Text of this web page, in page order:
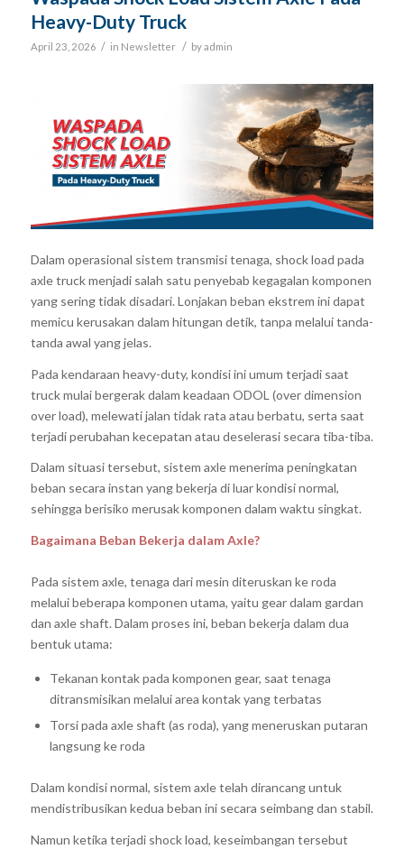
Heavy-Duty Truck
April 23, 2026 / in Newsletter / byadmin
Dalam operasional sistem transmisi tenaga, shock load pada
axle truck menjadi salah satu penyebab kegagalan komponen
yang sering tidak disadari. Lonjakan beban ekstrem ini dapat
memicu kerusakan dalam hitungan detik, tanpa melalui tanda-
tanda awal yang jelas.
Pada kendaraan heavy-duty, kondisi ini umum terjadi saat
truck mulai bergerak dalam keadaan ODOL (over dimension
over load), melewati jalan tidak rata atau berbatu, serta saat
terjadi perubahan kecepatan atau deselerasi secara tiba-tiba.
Dalam situasi tersebut, sistem axle menerima peningkatan
beban secara instan yang bekerja di luar kondisi normal,
sehingga berisiko merusak komponen dalam waktu singkat.
Bagaimana Beban Bekerja dalam Axle?
Pada sistem axle, tenaga dari mesin diteruskan ke roda
melalui beberapa komponen utama, yaitu gear dalam gardan
dan axle shaft. Dalam proses ini, beban bekerja dalam dua
bentuk utama:
Tekanan kontak pada komponen gear, saat tenaga
ditransmisikan melalui area kontak yang terbatas
Torsi pada axle shaft (as roda), yang meneruskan putaran
langsung ke roda
Dalam kondisi normal, sistem axle telah dirancang untuk
mendistribusikan kedua beban ini secara seimbang dan stabil.
Namun ketika terjadi shock load, keseimbangan tersebut